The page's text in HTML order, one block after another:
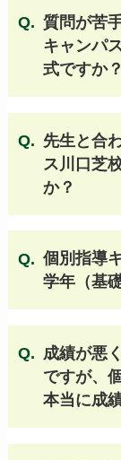
郁文館高
日本大
駒澤大学
日本工業
小金高等学
鎌ヶ谷高等
柏の
市
質問が苦
キャンパ
式ですか？
先生と合
ス川口芝
か？
個別指導
学年（基
成績が悪
ですが、
本当に成